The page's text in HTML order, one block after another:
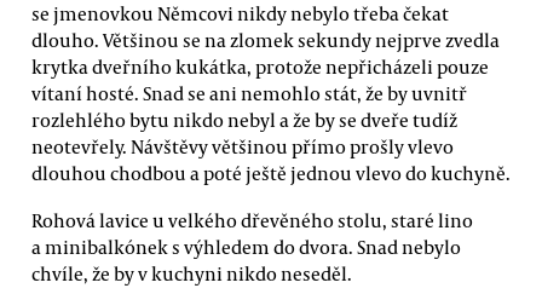
se jmenovkou Němcovi nikdy nebylo třeba čekat
dlouho. Většinou se na zlomek sekundy nejprve zvedla
krytka dveřního kukátka, protože nepřicházeli pouze
vítaní hosté. Snad se ani nemohlo stát, že by uvnitř
rozlehlého bytu nikdo nebyl a že by se dveře tudíž
neotevřely. Návštěvy většinou přímo prošly vlevo
dlouhou chodbou a poté ještě jednou vlevo do kuchyně.
Rohová lavice u velkého dřevěného stolu, staré lino
a minibalkónek s výhledem do dvora. Snad nebylo
chvíle, že by v kuchyni nikdo neseděl.